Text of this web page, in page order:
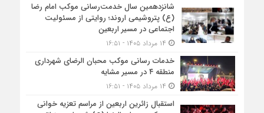
شانزدهمین سال خدمت‌رسانی موکب امام رضا
(ع) پتروشیمی اروند؛ روایتی از مسئولیت
اجتماعی در مسیر اربعین
خدمات رسانی موکب محبان الرضای شهرداری
منطقه ۴ در مسیر مشایه
استقبال زائرین اربعین از مراسم تعزیه خوانی